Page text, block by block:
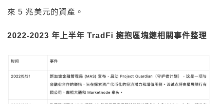
來 5 兆美元的資產。
2022-2023 年上半年 TradFi 擁抱區塊鏈相關事件整理